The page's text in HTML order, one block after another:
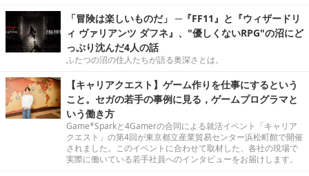
「冒険は楽しいものだ」 ─『FF11』と『ウィザードリ
ィ ヴァリアンツ ダフネ』、"優しくないRPG"の沼にど
っぷり沈んだ4人の話
ふたつの沼の住人たちが語る奥深さとは。
【キャリアクエスト】ゲーム作りを仕事にするという
こと。セガの若手の事例に見る，ゲームプログラマと
いう働き方
Game*Sparkと4Gamerの合同による就活イベント「キャリア
クエスト」の第4回が東京都立産業貿易センター浜松町館で開催
されました。このイベントに合わせて取材した、各社の現場で
実際に働いている若手社員へのインタビューをお届けします。